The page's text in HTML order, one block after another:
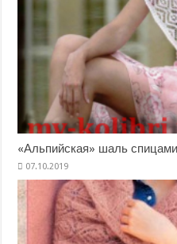
«Альпийская» шаль